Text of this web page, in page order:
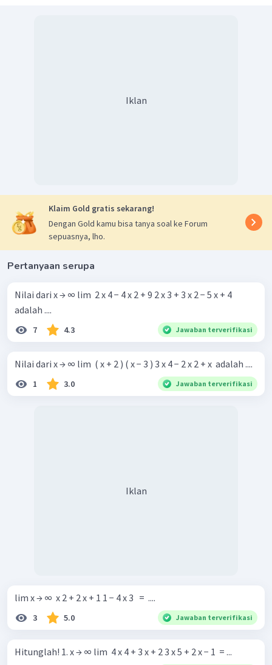
Iklan
Klaim Gold gratis sekarang!
Dengan Gold kamu bisa tanya soal ke Forum
sepuasnya, lho.
Pertanyaan serupa
Nilai dari x → ∞ lim ​ 2 x 4 − 4 x 2 + 9 2 x 3 + 3 x 2 − 5 x + 4 ​
adalah ....
7 4.3 Jawaban terverifikasi
Nilai dari x → ∞ lim ​ ( x + 2 ) ( x − 3 ) 3 x 4 − 2 x 2 + x ​ adalah ....
1 3.0 Jawaban terverifikasi
Iklan
lim x → ∞ ​ x 2 + 2 x + 1 1 − 4 x 3 ​ ​ = ​ .... ​
3 5.0 Jawaban terverifikasi
Hitunglah! 1. x → ∞ lim ​ 4 x 4 + 3 x + 2 3 x 5 + 2 x − 1 ​ = ...